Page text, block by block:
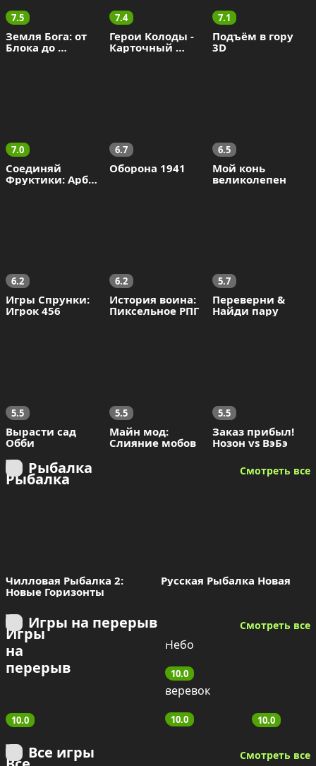
7.5
Земля Бога: от
Блока до
7.4
Герои Колоды -
Карточный
7.1
Подъём в гору
3D
7.0
Соединяй
Фруктики: Арбуз
6.7
Оборона 1941
6.5
Мой конь
великолепен
6.2
Игры Спрунки:
Игрок 456
6.2
История воина:
Пиксельное РПГ
5.7
Переверни &
Найди пару
5.5
Вырасти сад
Обби
5.5
Майн мод:
Слияние мобов
5.5
Заказ прибыл!
Нозон vs ВэБэ
Рыбалка Смотреть все
Чилловая Рыбалка 2:
Новые Горизонты
Русская Рыбалка Новая
Игры на перерыв Смотреть все
10.0
10.0
10.0 10.0
Все игры Смотреть все